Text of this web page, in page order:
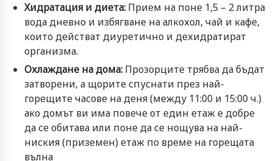
Хидратация и диета: Прием на поне 1,5 – 2 литра
вода дневно и избягване на алкохол, чай и кафе,
които действат диуретично и дехидратират
организма.
Охлаждане на дома: Прозорците трябва да бъдат
затворени, а щорите спуснати през най-
горещите часове на деня (между 11:00 и 15:00 ч.)
ако домът ви има повече от един етаж е добре
да се обитава или поне да се нощува на най-
ниския (приземен) етаж по време на горещата
вълна